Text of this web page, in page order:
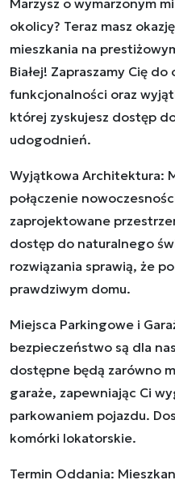
Marzysz o wymarzonym
okolicy? Teraz masz
mieszkania na
Białej! Zapraszamy Cię
funkcjonalności oraz
której zyskujesz dostęp
udogodnień.
Wyjątkowa Architektura:
połączenie
zaprojektowane
dostęp do naturalnego
rozwiązania sprawią, że
prawdziwym domu.
Miejsca Parkingowe i
bezpieczeństwo są dla
dostępne będą zarówno
garaże, zapewniając Ci
parkowaniem pojazdu.
komórki lokatorskie.
Termin Oddania: